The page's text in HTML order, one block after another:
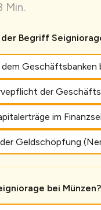
Min.
Begriff
Geschäftsbanken
der
im
Geldschöpfung
bei Münzen?